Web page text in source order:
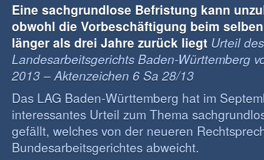
Eine sachgrundlose Befristung kann
obwohl die Vorbeschäftigung beim
länger als drei Jahre zurück liegt Urteil des
Landesarbeitsgerichts Baden-Württemberg
2013 – Aktenzeichen 6 Sa 28/13
Das LAG Baden-Württemberg hat im
interessantes Urteil zum Thema
gefällt, welches von der neueren
Bundesarbeitsgerichtes abweicht.